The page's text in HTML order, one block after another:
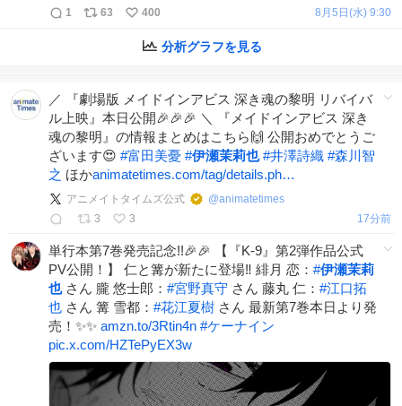
1
63 400 8月5日(水) 9:30
分析グラフを見る
／ 『劇場版 メイドインアビス 深き魂の黎明 リバイバ
ル上映』本日公開🎉🎉🎉 ＼ 『メイドインアビス 深き
魂の黎明』の情報まとめはこちら🙌 公開おめでとうご
ざいます😍 #富田美憂 #伊瀬茉莉也 #井澤詩織 #森川智
之 ほかanimatetimes.com/tag/details.ph…
アニメイトタイムズ公式 @animatetimes
3
3 17分前
単行本第7巻発売記念!!🎉🎉 【『K-9』第2弾作品公式
PV公開！】 仁と篝が新たに登場‼️ 緋月 恋： #伊瀬茉莉
也さん 朧 悠士郎： #宮野真守 さん 藤丸 仁： #江口拓
也 さん 篝 雪都： #花江夏樹 さん 最新第7巻本日より発
売！✨✨ amzn.to/3Rtin4n #ケーナイン
pic.x.com/HZTePyEX3w